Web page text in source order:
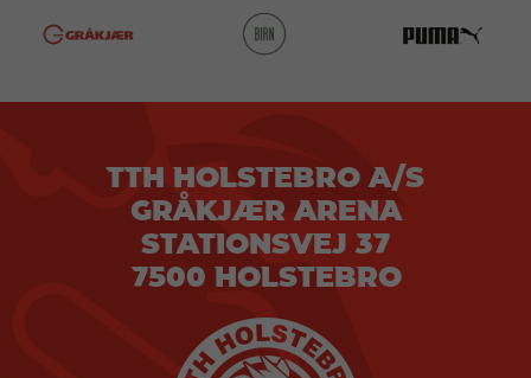
TTH HOLSTEBRO A/S
GRÅKJÆR ARENA
STATIONSVEJ 37
7500 HOLSTEBRO